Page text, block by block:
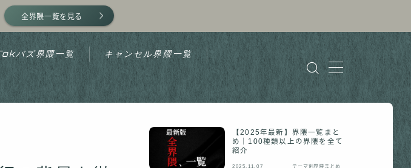
全界隈一覧を見る
バズ界隈一覧 キャンセル界隈一覧
【2025年最新】界隈一覧まと
め｜100種類以上の界隈を全て
紹介
2025.11.07 テーマ別界隈まとめ